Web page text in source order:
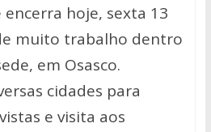
p
y
Li
n
ar
e
encerra hoje, sexta 13
muito trabalho dentro
em Osasco.
cidades para
e visita aos